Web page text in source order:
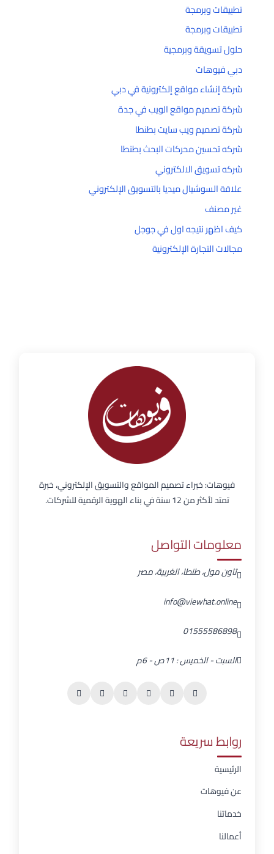
تطبيقات وبرمجة
تطبيقات وبرمجة
حلول تسويقة وبرمجية
دبي فيوهات
شركة إنشاء مواقع إلكترونية في دبي
شركة تصميم مواقع الويب في جدة
شركة تصميم ويب سايت بطنطا
شركه تحسين محركات البحث بطنطا
شركه تسويق الالكتروني
علاقة السوشيال ميديا بالتسويق الإلكتروني
غير مصنف
كيف اظهر نتيجه اول في جوجل
مجالات التجارة الإلكترونية
فيوهات: خبراء تصميم المواقع والتسويق الإلكتروني، خبرة
تمتد لأكثر من 12 سنة في بناء الهوية الرقمية للشركات.
معلومات التواصل
تاون مول، طنطا، الغربية، مصر
info@viewhat.online
01555586898
السبت - الخميس : 11ص - 6م
روابط سريعة
الرئيسية
عن فيوهات
خدماتنا
أعمالنا